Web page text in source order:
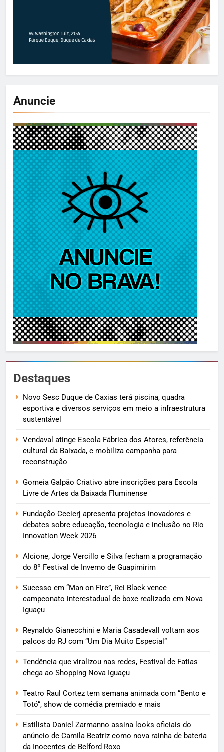
Anuncie
Destaques
Novo Sesc Duque de Caxias terá piscina, quadra
esportiva e diversos serviços em meio a infraestrutura
sustentável
Vendaval atinge Escola Fábrica dos Atores, referência
cultural da Baixada, e mobiliza campanha para
reconstrução
Gomeia Galpão Criativo abre inscrições para Escola
Livre de Artes da Baixada Fluminense
Fundação Cecierj apresenta projetos inovadores e
debates sobre educação, tecnologia e inclusão no Rio
Innovation Week 2026
Alcione, Jorge Vercillo e Silva fecham a programação
do 8º Festival de Inverno de Guapimirim
Sucesso em “Man on Fire”, Rei Black vence
campeonato interestadual de boxe realizado em Nova
Iguaçu
Reynaldo Gianecchini e Maria Casadevall voltam aos
palcos do RJ com “Um Dia Muito Especial”
Tendência que viralizou nas redes, Festival de Fatias
chega ao Shopping Nova Iguaçu
Teatro Raul Cortez tem semana animada com “Bento e
Totó”, show de comédia premiado e mais
Estilista Daniel Zarmanno assina looks oficiais do
anúncio de Camila Beatriz como nova rainha de bateria
da Inocentes de Belford Roxo